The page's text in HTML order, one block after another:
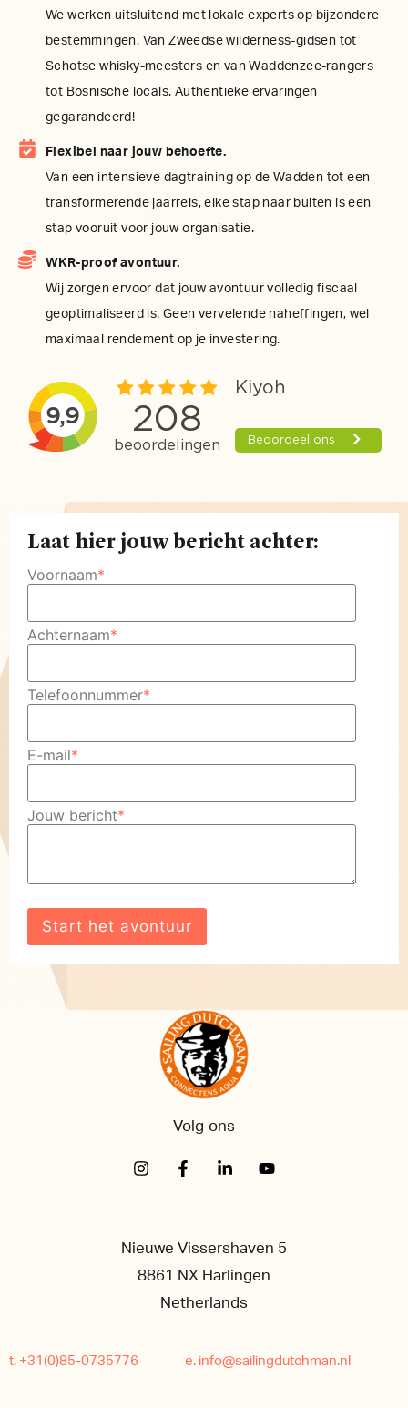
We werken uitsluitend met lokale experts op bijzondere
bestemmingen. Van Zweedse wilderness-gidsen tot
Schotse whisky-meesters en van Waddenzee-rangers
tot Bosnische locals. Authentieke ervaringen
gegarandeerd!
Flexibel naar jouw behoefte.
Van een intensieve dagtraining op de Wadden tot een
transformerende jaarreis, elke stap naar buiten is een
stap vooruit voor jouw organisatie.
WKR-proof avontuur.
Wij zorgen ervoor dat jouw avontuur volledig fiscaal
geoptimaliseerd is. Geen vervelende naheffingen, wel
maximaal rendement op je investering.
Laat hier jouw bericht achter:
Voornaam*
Achternaam*
Telefoonnummer*
E-mail*
Jouw bericht*
Volg ons
Nieuwe Vissershaven 5
8861 NX Harlingen
Netherlands
t. +31(0)85-0735776 e. info@sailingdutchman.nl